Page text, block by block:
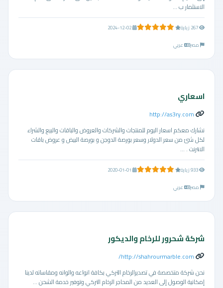
الاستثمار ب ...
5.0 من 5 نجوم
مصر
عربي
اسعاري
http://as3ry.com
نشارك معكم اسعار اليوم للمنتجات والشركات والعروض والباقات والبيع والشراء
لكل شئ من سعر الدولار وسعر بورصة الدوجن و بورصة البيض و عروض باقات
الانترنت . ...
5.0 من 5 نجوم
مصر
عربي
شركة شحرور للرخام والديكور
http://shahrourmarble.com/
نحن شركة متخصصة في تصديرالرخام التركي بكافة انواعه والوانه ومقاساته لدينا
إمكانية الوصول إلى العديد من المحاجر الرخام التركي وتوفير خدمة الشحن ...